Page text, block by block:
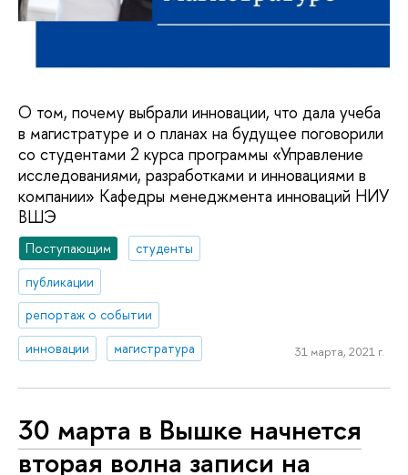
О том, почему выбрали инновации, что дала учеба
в магистратуре и о планах на будущее поговорили
со студентами 2 курса программы «Управление
исследованиями, разработками и инновациями в
компании» Кафедры менеджмента инноваций НИУ
ВШЭ
Поступающим
студенты
публикации
репортаж о событии
инновации
магистратура 31 марта, 2021 г.
30 марта в Вышке начнется
вторая волна записи на